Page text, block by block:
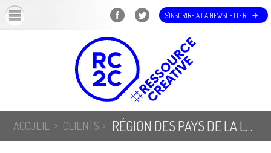
S'INSCRIRE À LA NEWSLETTER
ACCUEIL CLIENTS RÉGION DES PAYS DE LA LOIRE // CAMPAGNE APPRENTISSAGE